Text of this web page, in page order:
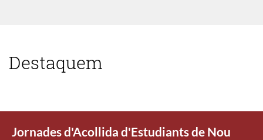
Destaquem
Jornades d'Acollida d'Estudiants de Nou